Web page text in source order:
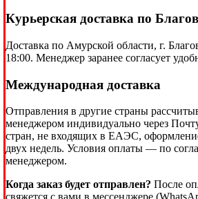
Курьерская доставка по
Доставка по Амурской области, г.
18:00. Менеджер заранее согласует
Международная доставка
Отправления в другие страны
менеджером индивидуально через
стран, не входящих в ЕАЭС,
двух недель. Условия оплаты — по
менеджером.
Когда заказ будет отправлен? После